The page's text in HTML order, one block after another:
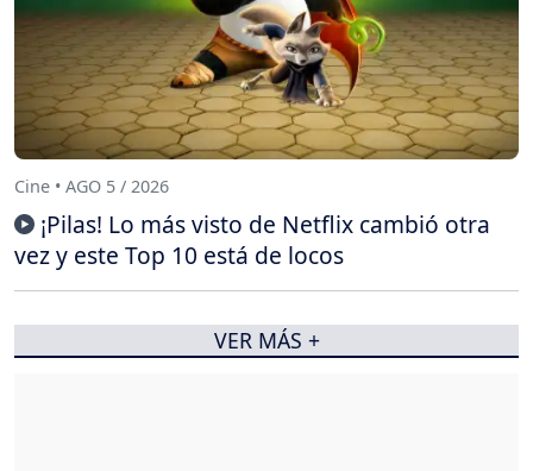
Cine • AGO 5 / 2026
¡Pilas! Lo más visto de Netflix cambió otra
vez y este Top 10 está de locos
VER MÁS +